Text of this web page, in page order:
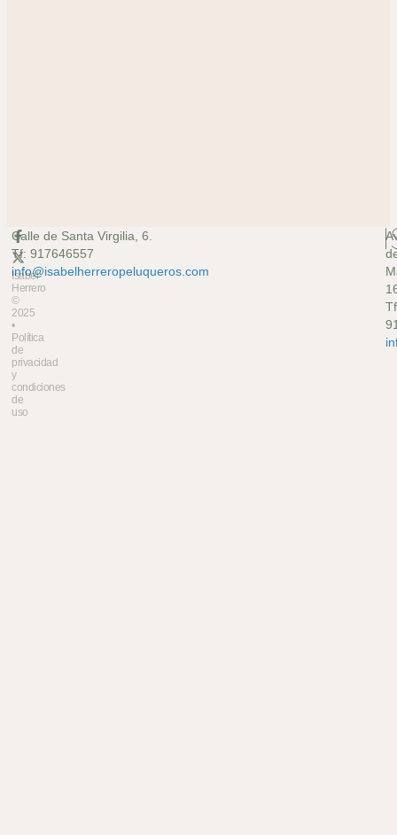
Calle de Santa Virgilia, 6.
Tf: 917646557
info@isabelherreropeluqueros.com
Isabel
Herrero
©
2025
•
Política
de
privacidad
y
condiciones
de
uso